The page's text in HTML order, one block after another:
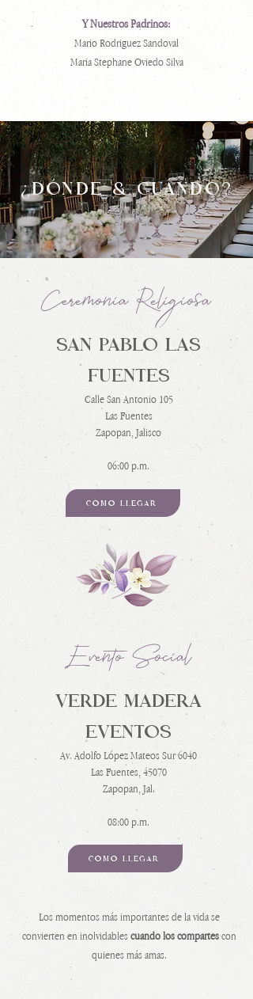
Y Nuestros Padrinos:
Mario Rodriguez Sandoval
Maria Stephane Oviedo Silva
¿DÓNDE & CUÁNDO?
Ceremonia Religiosa
SAN PABLO LAS
FUENTES
Calle San Antonio 105
Las Fuentes
Zapopan, Jalisco
06:00 p.m.
CÓMO LLEGAR
Evento Social
VERDE MADERA
EVENTOS
Av. Adolfo López Mateos Sur 6040
Las Fuentes, 45070
Zapopan, Jal.
08:00 p.m.
CÓMO LLEGAR
Los momentos más importantes de la vida se
convierten en inolvidablescuando los compartescon
quienes más amas.